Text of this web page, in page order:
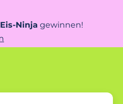
Eis-Ninja gewinnen!